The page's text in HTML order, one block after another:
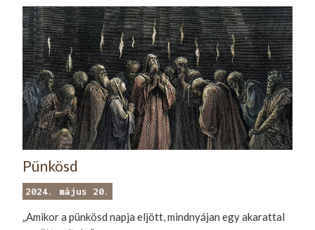
Pünkösd
2024. május 20.
„Amikor a pünkösd napja eljött, mindnyájan egy akarattal